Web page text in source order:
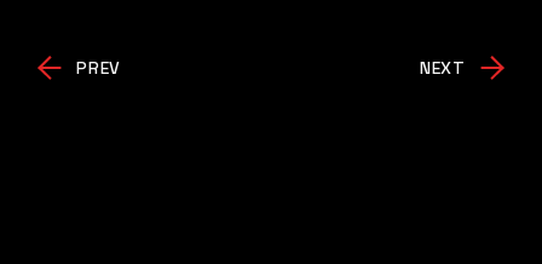
PREV NEXT